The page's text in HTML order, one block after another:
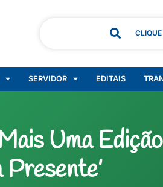
SERVIDOR EDITAIS
Uma